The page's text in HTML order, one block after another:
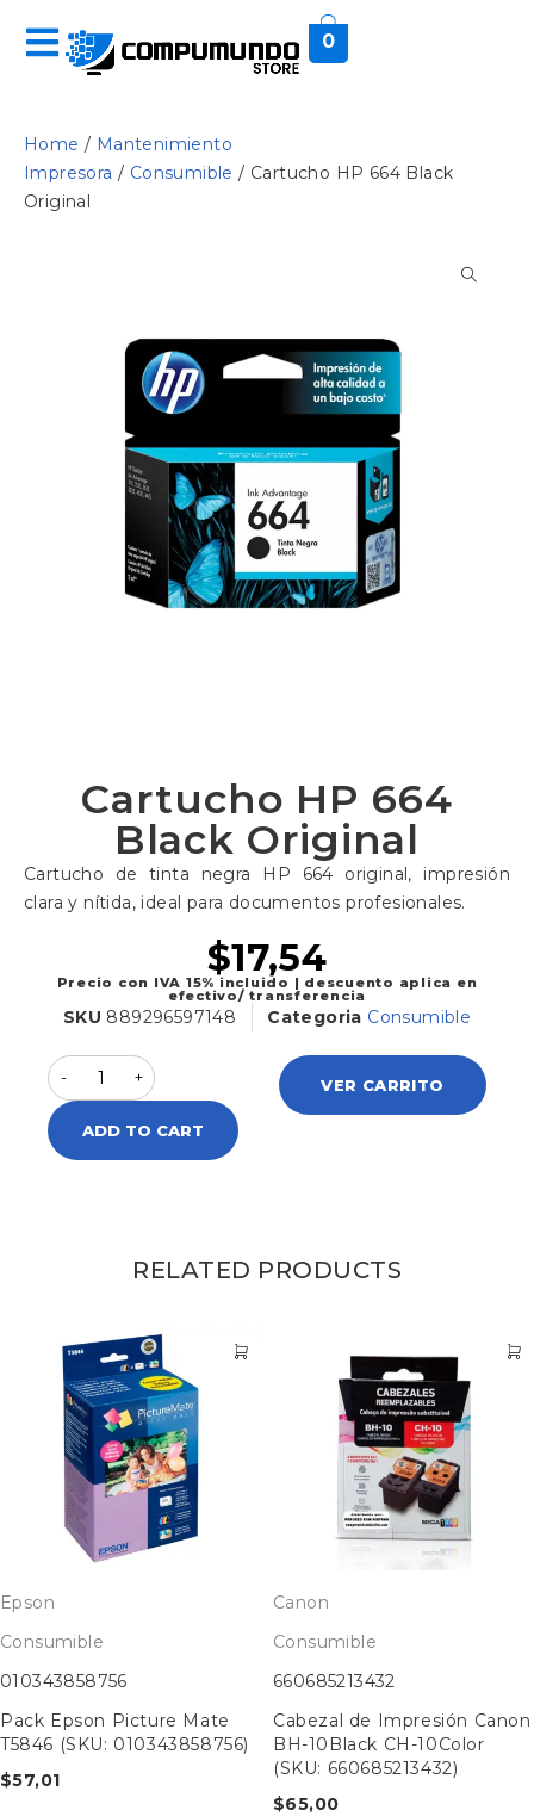
0
Home / Mantenimiento
Impresora / Consumible / Cartucho HP 664 Black
Original
Cartucho HP 664
Black Original
Cartucho de tinta negra HP 664 original, impresión
clara y nítida, ideal para documentos profesionales.
$17,54
Precio con IVA 15% incluido | descuento aplica en
efectivo/ transferencia
SKU 889296597148 Categoria Consumible
ADD TO CART
VER CARRITO
RELATED PRODUCTS
Epson
Consumible
010343858756
Pack Epson Picture Mate
T5846 (SKU: 010343858756)
$57,01
Canon
Consumible
660685213432
Cabezal de Impresión Canon
BH-10Black CH-10Color
(SKU: 660685213432)
$65,00